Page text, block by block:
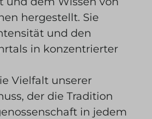
hergestellt. Sie
und den
in konzentrierter
Vielfalt unserer
der die Tradition
in jedem